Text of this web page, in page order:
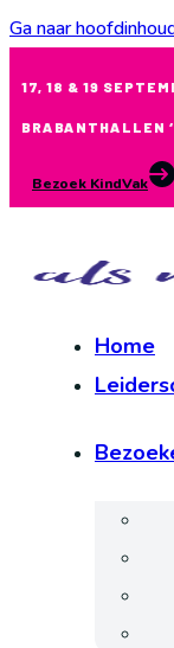
Ga naar
17, 18 & 19
BRABANTHALLEN
Bezoek KindVak
Home